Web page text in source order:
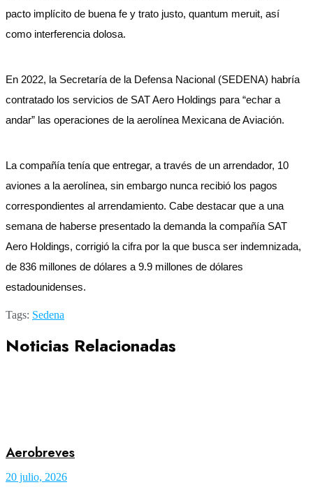
pacto implícito de buena fe y trato justo, quantum meruit, así
como interferencia dolosa.
En 2022, la Secretaría de la Defensa Nacional (SEDENA) habría
contratado los servicios de SAT Aero Holdings para “echar a
andar” las operaciones de la aerolínea Mexicana de Aviación.
La compañía tenía que entregar, a través de un arrendador, 10
aviones a la aerolínea, sin embargo nunca recibió los pagos
correspondientes al arrendamiento. Cabe destacar que a una
semana de haberse presentado la demanda la compañía SAT
Aero Holdings, corrigió la cifra por la que busca ser indemnizada,
de 836 millones de dólares a 9.9 millones de dólares
estadounidenses.
Tags: Sedena
Noticias Relacionadas
Aerobreves
20 julio, 2026